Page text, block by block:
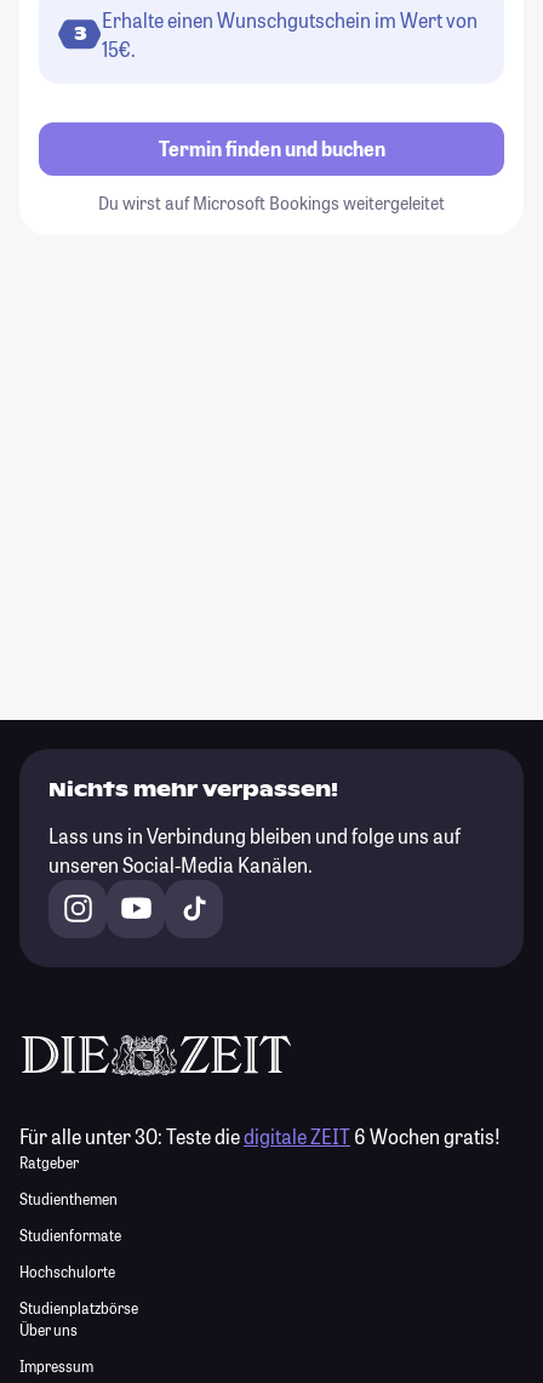
3
Erhalte einen Wunschgutschein im Wert von
15€.
Termin finden und buchen
Du wirst auf Microsoft Bookings weitergeleitet
Nichts mehr verpassen!
Lass uns in Verbindung bleiben und folge uns auf
unseren Social-Media Kanälen.
Für alle unter 30:Teste diedigitale ZEIT6 Wochen gratis!
Ratgeber
Studienthemen
Studienformate
Hochschulorte
Studienplatzbörse
Über uns
Impressum